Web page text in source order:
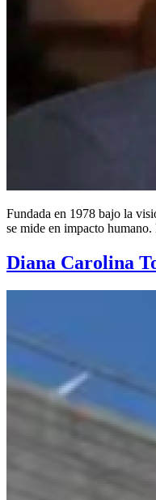
Fundada en 1978 bajo la
se mide en impacto
Diana Carolina